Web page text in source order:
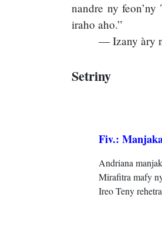
nandre ny
iraho aho.”
— Izany àry
Setriny
Fiv.:
Andriana
Mirafitra mafy
Ireo Teny